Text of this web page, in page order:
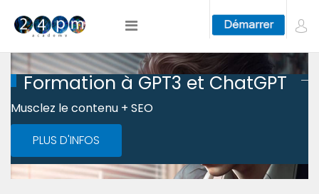
Formation à GPT3 et ChatGPT
Musclez le contenu + SEO
PLUS D'INFOS